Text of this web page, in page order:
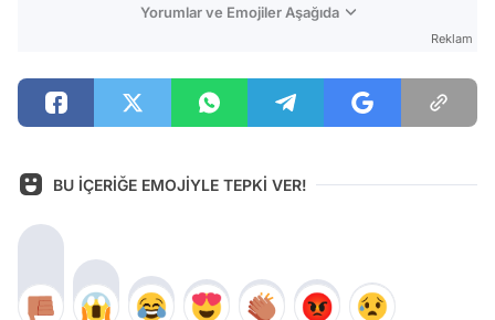
Yorumlar ve Emojiler Aşağıda
Reklam
BU İÇERİĞE EMOJİYLE TEPKİ VER!